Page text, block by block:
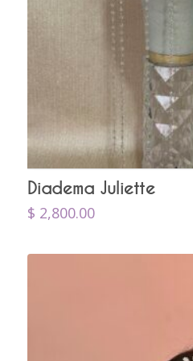
Diadema Juliette
$ 2,800.00